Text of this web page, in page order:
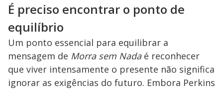
É preciso encontrar o ponto de
equilíbrio
Um ponto essencial para equilibrar a
mensagem de Morra sem Nadaé reconhecer
que viver intensamente o presente não significa
ignorar as exigências do futuro. Embora Perkins